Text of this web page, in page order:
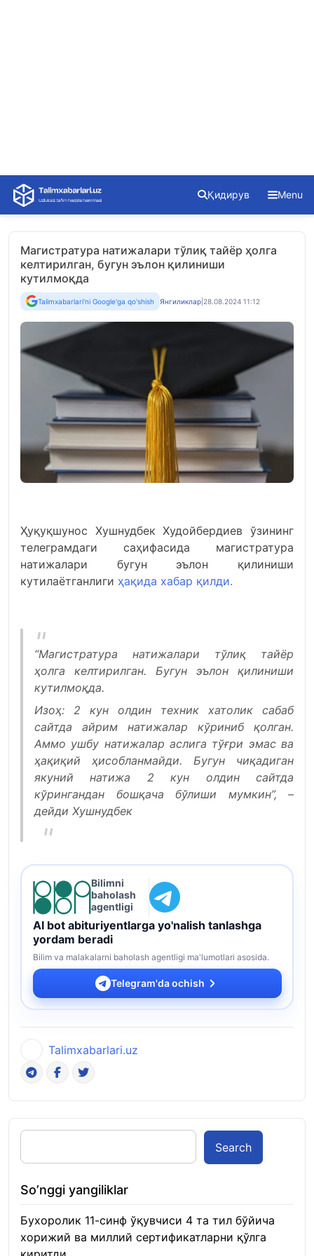
Skip
content
Қидирув Menu
Магистратура натижалари тўлиқ тайёр ҳолга
келтирилган, бугун эълон қилиниши
кутилмоқда
Talimxabarlari'ni Google'ga qo'shish Янгиликлар 28.08.2024 11:12
Ҳуқуқшунос Хушнудбек Худойбердиев ўзининг
телеграмдаги саҳифасида магистратура
натижалари бугун эълон қилиниши
кутилаётганлиги ҳақида хабар қилди.
“Магистратура натижалари тўлиқ тайёр
ҳолга келтирилган. Бугун эълон қилиниши
кутилмоқда.
Изоҳ: 2 кун олдин техник хатолик сабаб
сайтда айрим натижалар кўриниб қолган.
Аммо ушбу натижалар аслига тўғри эмас ва
ҳақиқий ҳисобланмайди. Бугун чиқадиган
якуний натижа 2 кун олдин сайтда
кўрингандан бошқача бўлиши мумкин”, –
дейди Хушнудбек
Bilimni
baholash
agentligi
AI bot abituriyentlarga yo'nalish tanlashga
yordam beradi
Bilim va malakalarni baholash agentligi ma'lumotlari asosida.
Telegram'da ochish
Talimxabarlari.uz
Search
So’nggi yangiliklar
Бухоролик 11-синф ўқувчиси 4 та тил бўйича
хорижий ва миллий сертификатларни қўлга